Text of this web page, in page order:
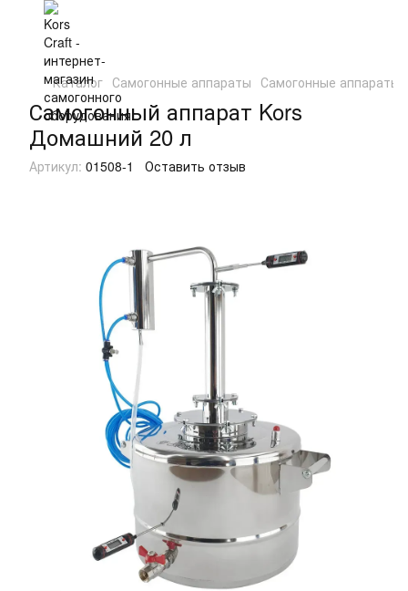
Каталог Самогонные аппараты Самогонные аппараты
Самогонный аппарат Kors
Домашний 20 л
Артикул: 01508-1 Оставить отзыв